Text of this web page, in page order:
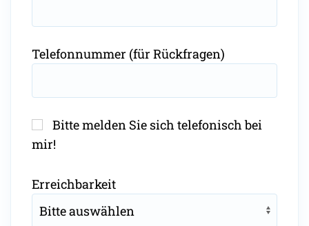
Telefonnummer (für Rückfragen)
Bitte melden Sie sich telefonisch bei
mir!
Erreichbarkeit